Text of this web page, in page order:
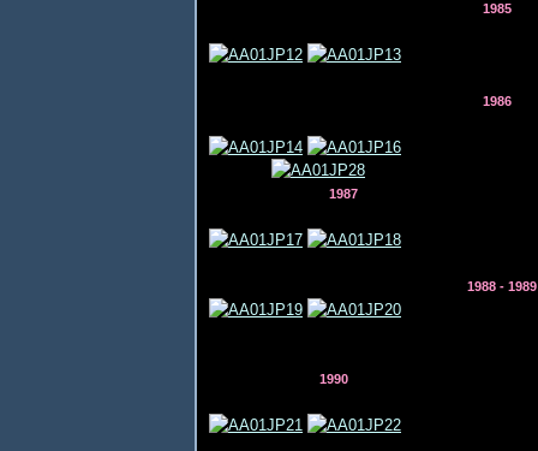
1985
1986
1987
1988 - 1989
1990